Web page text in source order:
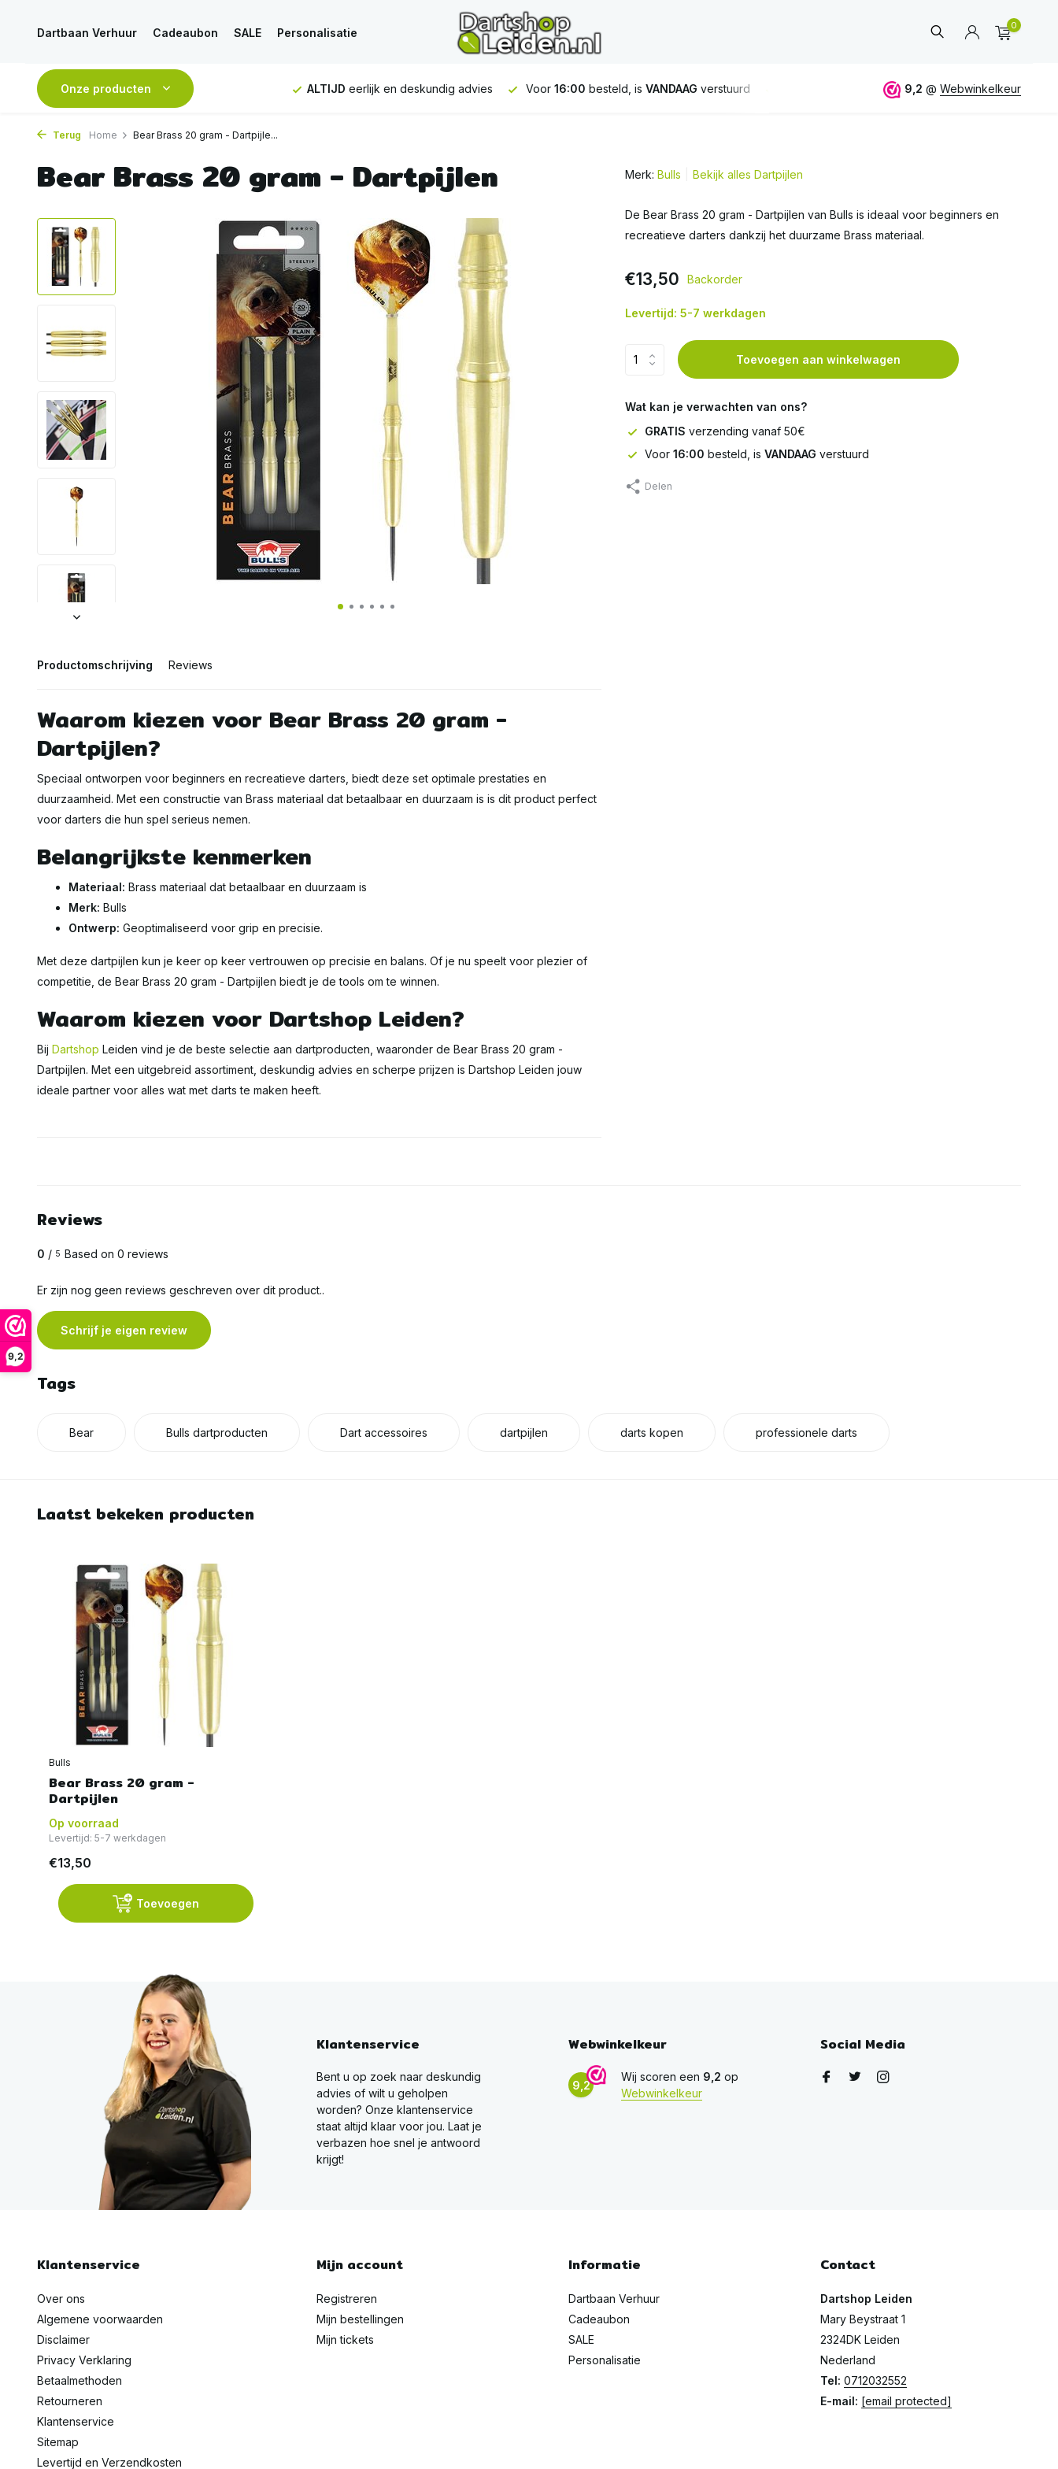
9,2
Dartbaan Verhuur Cadeaubon SALE Personalisatie
0
Onze producten
verstuurd GRATIS verzending vanaf 50€ ALTIJD eerlijk en deskundig advies Voor 16:00 besteld, is VANDAAG verstuurd verzending vanaf 50€ ALTIJDeerlijk
9,2 @ Webwinkelkeur
Terug Home Bear Brass 20 gram - Dartpijle...
Bear Brass 20 gram - Dartpijlen
Productomschrijving Reviews
Waarom kiezen voor Bear Brass 20 gram -
Dartpijlen?
Speciaal ontworpen voor beginners en recreatieve darters, biedt deze set optimale prestaties en
duurzaamheid. Met een constructie van Brass materiaal dat betaalbaar en duurzaam is is dit product perfect
voor darters die hun spel serieus nemen.
Belangrijkste kenmerken
Materiaal: Brass materiaal dat betaalbaar en duurzaam is
Merk: Bulls
Ontwerp: Geoptimaliseerd voor grip en precisie.
Met deze dartpijlen kun je keer op keer vertrouwen op precisie en balans. Of je nu speelt voor plezier of
competitie, de Bear Brass 20 gram - Dartpijlen biedt je de tools om te winnen.
Waarom kiezen voor Dartshop Leiden?
Bij Dartshop Leiden vind je de beste selectie aan dartproducten, waaronder de Bear Brass 20 gram -
Dartpijlen. Met een uitgebreid assortiment, deskundig advies en scherpe prijzen is Dartshop Leiden jouw
ideale partner voor alles wat met darts te maken heeft.
Merk: Bulls Bekijk alles Dartpijlen
De Bear Brass 20 gram - Dartpijlen van Bulls is ideaal voor beginners en
recreatieve darters dankzij het duurzame Brass materiaal.
€13,50 Backorder
Levertijd: 5-7 werkdagen
Toevoegen aan winkelwagen
Wat kan je verwachten van ons?
GRATIS verzending vanaf 50€
Voor 16:00 besteld, is VANDAAG verstuurd
Delen
Reviews
0 / 5 Based on 0 reviews
Er zijn nog geen reviews geschreven over dit product..
Schrijf je eigen review
Tags
Bear Bulls dartproducten Dart accessoires dartpijlen darts kopen professionele darts
Laatst bekeken producten
Bulls
Bear Brass 20 gram -
Dartpijlen
Op voorraad
Levertijd: 5-7 werkdagen
€13,50
Toevoegen
Klantenservice
Bent u op zoek naar deskundig
advies of wilt u geholpen
worden? Onze klantenservice
staat altijd klaar voor jou. Laat je
verbazen hoe snel je antwoord
krijgt!
Webwinkelkeur
9,2
Wij scoren een 9,2 op
Webwinkelkeur
Social Media
Klantenservice
Over ons
Algemene voorwaarden
Disclaimer
Privacy Verklaring
Betaalmethoden
Retourneren
Klantenservice
Sitemap
Levertijd en Verzendkosten
Mijn account
Registreren
Mijn bestellingen
Mijn tickets
Informatie
Dartbaan Verhuur
Cadeaubon
SALE
Personalisatie
Contact
Dartshop Leiden
Mary Beystraat 1
2324DK Leiden
Nederland
Tel: 0712032552
E-mail: [email protected]